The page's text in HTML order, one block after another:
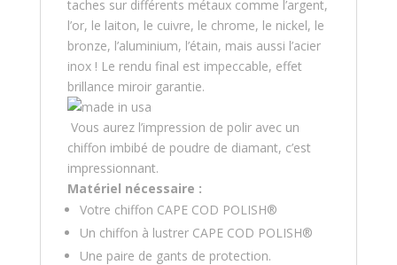
taches sur différents métaux comme l’argent,
l’or, le laiton, le cuivre, le chrome, le nickel, le
bronze, l’aluminium, l’étain, mais aussi l’acier
inox ! Le rendu final est impeccable, effet
brillance miroir garantie.
Vous aurez l’impression de polir avec un
chiffon imbibé de poudre de diamant, c’est
impressionnant.
Matériel nécessaire :
Votre chiffon CAPE COD POLISH®
Un chiffon à lustrer CAPE COD POLISH®
Une paire de gants de protection.